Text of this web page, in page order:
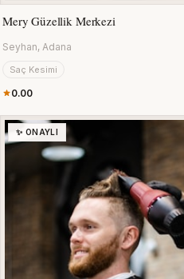
Mery Güzellik Merkezi
Seyhan, Adana
Saç Kesimi
0.00
✨ ONAYLI